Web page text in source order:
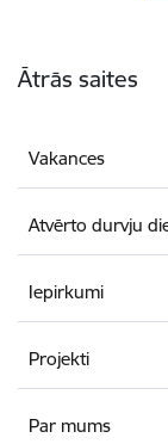
Ātrās saites
Vakances
Atvērto durvju
Iepirkumi
Projekti
Par mums